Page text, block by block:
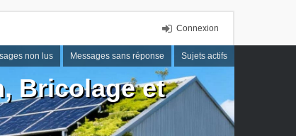
Connexion
non lus Messages sans réponse Sujets actifs
Bricolage et